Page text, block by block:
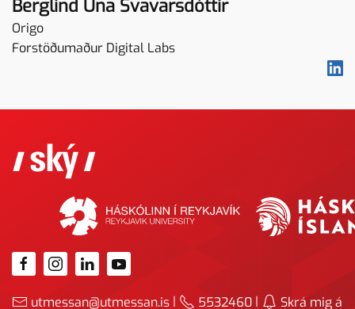
Berglind Una Svavarsdóttir
Origo
Forstöðumaður Digital Labs
utmessan@utmessan.is | 5532460 | Skrá mig á